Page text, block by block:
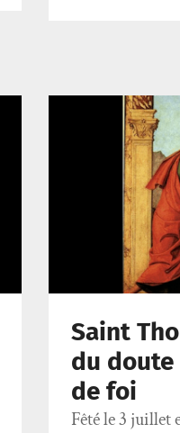
Saint
du
de foi
Fêté le 3 juillet